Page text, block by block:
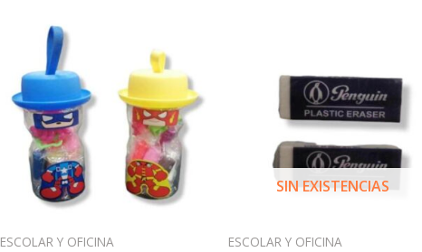
ESCOLAR Y OFICINA
precio
original
era:
.
₡1,450
es:
.
₡950
SIN EXISTENCIAS
ESCOLAR Y OFICINA